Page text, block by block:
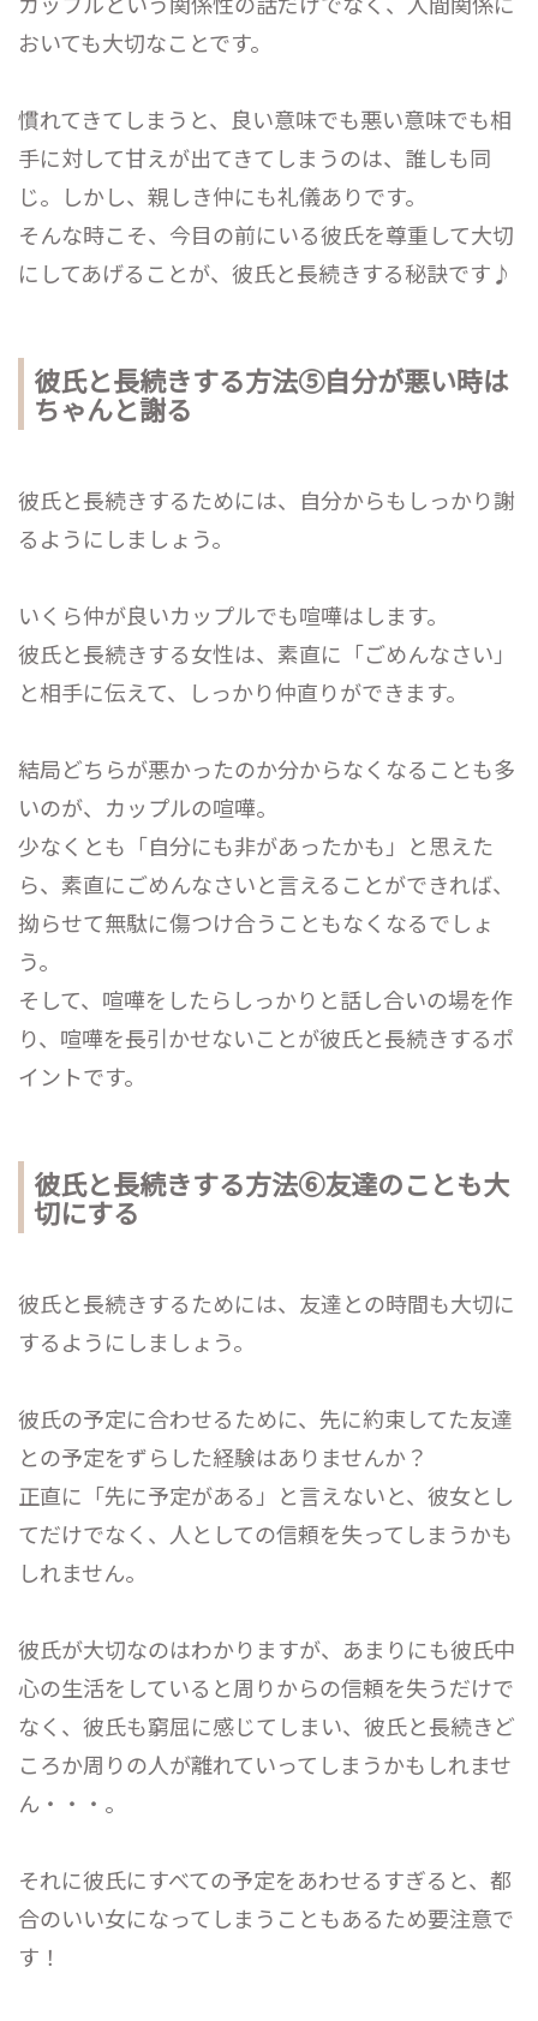
おいても大切なことです。
慣れてきてしまうと、良い意味でも悪い意味でも相
手に対して甘えが出てきてしまうのは、誰しも同
じ。しかし、親しき仲にも礼儀ありです。
そんな時こそ、今目の前にいる彼氏を尊重して大切
にしてあげることが、彼氏と長続きする秘訣です♪
彼氏と長続きする方法⑤自分が悪い時は
ちゃんと謝る
彼氏と長続きするためには、自分からもしっかり謝
るようにしましょう。
いくら仲が良いカップルでも喧嘩はします。
彼氏と長続きする女性は、素直に「ごめんなさい」
と相手に伝えて、しっかり仲直りができます。
結局どちらが悪かったのか分からなくなることも多
いのが、カップルの喧嘩。
少なくとも「自分にも非があったかも」と思えた
ら、素直にごめんなさいと言えることができれば、
拗らせて無駄に傷つけ合うこともなくなるでしょ
う。
そして、喧嘩をしたらしっかりと話し合いの場を作
り、喧嘩を長引かせないことが彼氏と長続きするポ
イントです。
彼氏と長続きする方法⑥友達のことも大
切にする
彼氏と長続きするためには、友達との時間も大切に
するようにしましょう。
彼氏の予定に合わせるために、先に約束してた友達
との予定をずらした経験はありませんか？
正直に「先に予定がある」と言えないと、彼女とし
てだけでなく、人としての信頼を失ってしまうかも
しれません。
彼氏が大切なのはわかりますが、あまりにも彼氏中
心の生活をしていると周りからの信頼を失うだけで
なく、彼氏も窮屈に感じてしまい、彼氏と長続きど
ころか周りの人が離れていってしまうかもしれませ
ん・・・。
それに彼氏にすべての予定をあわせるすぎると、都
合のいい女になってしまうこともあるため要注意で
す！